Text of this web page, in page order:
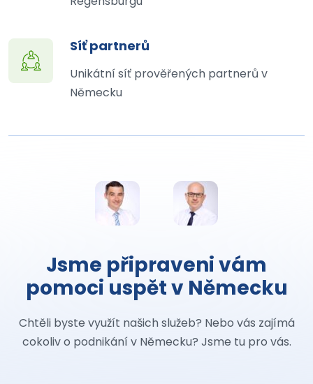
Síť partnerů
Unikátní síť prověřených partnerů v
Německu
Jsme připraveni vám
pomoci uspět v Německu
Chtěli byste využít našich služeb? Nebo vás zajímá
cokoliv o podnikání v Německu? Jsme tu pro vás.